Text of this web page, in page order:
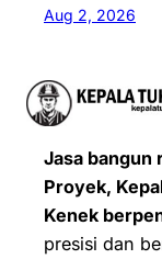
Aug 2, 2026
Jasa bangun
Proyek,
Kenek
presisi dan